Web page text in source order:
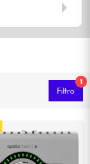
1
Filtro